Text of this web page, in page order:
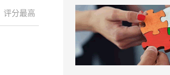
评分最高